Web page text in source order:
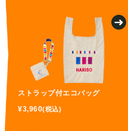
ストラップ付エコバッグ
¥3,960(税込)